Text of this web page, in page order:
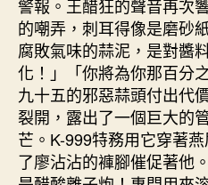
警報。王醋狂的聲音再次
的嘲弄，刺耳得像是磨砂
腐敗氣味的蒜泥，是對醬
化！」「你將為你那百分
九十五的邪惡蒜頭付出代
裂開，露出了一個巨大的
芒。K-999特務用它穿著
了廖沾沾的褲腳催促著他